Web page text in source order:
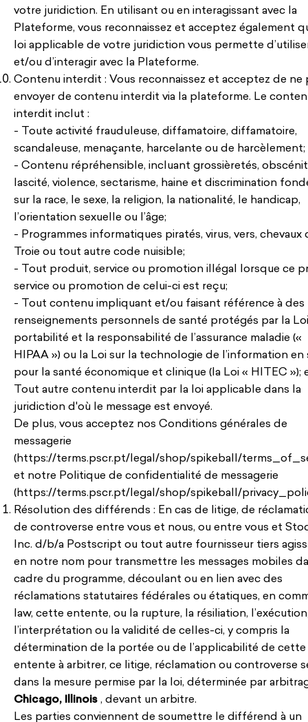
votre juridiction. En utilisant ou en interagissant avec la
Plateforme, vous reconnaissez et acceptez également
loi applicable de votre juridiction vous permette
et/ou d’interagir avec la Plateforme.
Contenu interdit : Vous reconnaissez et acceptez de ne
envoyer de contenu interdit via la plateforme. Le
interdit inclut :
- Toute activité frauduleuse, diffamatoire, diffamatoire,
scandaleuse, menaçante, harcelante ou de harcèlement;
- Contenu répréhensible, incluant grossièretés,
lascité, violence, sectarisme, haine et discrimination
sur la race, le sexe, la religion, la nationalité, le handicap,
l’orientation sexuelle ou l’âge;
- Programmes informatiques piratés, virus, vers, chevaux
Troie ou tout autre code nuisible;
- Tout produit, service ou promotion illégal lorsque ce
service ou promotion de celui-ci est reçu;
- Tout contenu impliquant et/ou faisant référence à des
renseignements personnels de santé protégés par la
portabilité et la responsabilité de l’assurance maladie («
HIPAA ») ou la Loi sur la technologie de l’information en
pour la santé économique et clinique (la Loi « HITEC »);
Tout autre contenu interdit par la loi applicable dans la
juridiction d'où le message est envoyé.
De plus, vous acceptez nos Conditions générales de
messagerie
(https://terms.pscr.pt/legal/shop/spikeball/
et notre Politique de confidentialité de messagerie
(https://terms.pscr.pt/legal/shop/spikeball/
Résolution des différends : En cas de litige, de
de controverse entre vous et nous, ou entre vous et
Inc. d/b/a Postscript ou tout autre fournisseur tiers
en notre nom pour transmettre les messages mobiles
cadre du programme, découlant ou en lien avec des
réclamations statutaires fédérales ou étatiques, en
law, cette entente, ou la rupture, la résiliation,
l’interprétation ou la validité de celles-ci, y compris la
détermination de la portée ou de l’applicabilité de cette
entente à arbitrer, ce litige, réclamation ou controverse
dans la mesure permise par la loi, déterminée par
Chicago, Illinois , devant un arbitre.
Les parties conviennent de soumettre le différend à un